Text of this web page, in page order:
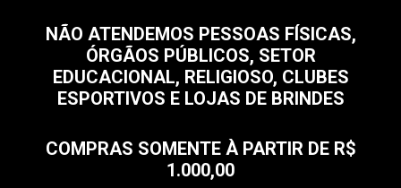
NÃO ATENDEMOS PESSOAS FÍSICAS,
ÓRGÃOS PÚBLICOS, SETOR
EDUCACIONAL, RELIGIOSO, CLUBES
ESPORTIVOS E LOJAS DE BRINDES
COMPRAS SOMENTE À PARTIR DE R$
1.000,00